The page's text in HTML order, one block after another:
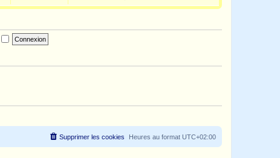
e
i
m
g
d
n
e
r
d
e
s
e
Heures au format UTC+02:00
Supprimer les cookies